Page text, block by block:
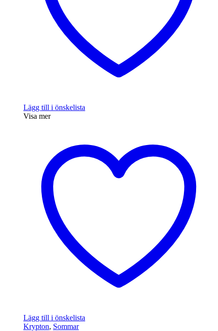
Lägg till i önskelista
Visa mer
Lägg till i önskelista
Krypton, Sommar